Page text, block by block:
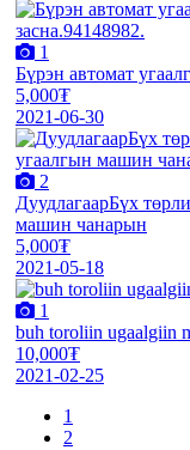
1
Бүрэн автомат
5,000₮
2021-06-30
2
ДуудлагаарБүх
машин чанарын
5,000₮
2021-05-18
1
buh toroliin ugaalgiin
10,000₮
2021-02-25
1
2